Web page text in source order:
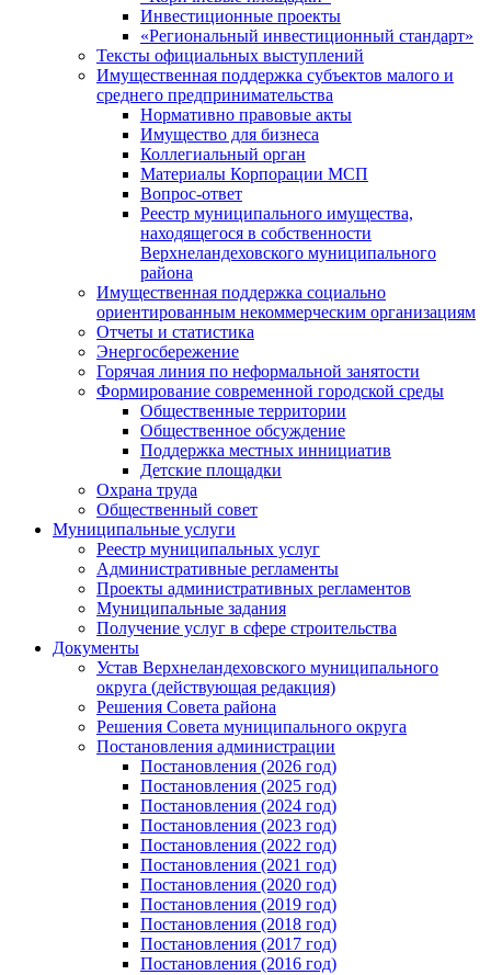
Инвестиционные проекты
«Региональный инвестиционный стандарт»
Тексты официальных выступлений
Имущественная поддержка субъектов малого и
среднего предпринимательства
Нормативно правовые акты
Имущество для бизнеса
Коллегиальный орган
Материалы Корпорации МСП
Вопрос-ответ
Реестр муниципального имущества,
находящегося в собственности
Верхнеландеховского муниципального
района
Имущественная поддержка социально
ориентированным некоммерческим организациям
Отчеты и статистика
Энергосбережение
Горячая линия по неформальной занятости
Формирование современной городской среды
Общественные территории
Общественное обсуждение
Поддержка местных иннициатив
Детские площадки
Охрана труда
Общественный совет
Муниципальные услуги
Реестр муниципальных услуг
Административные регламенты
Проекты административных регламентов
Муниципальные задания
Получение услуг в сфере строительства
Документы
Устав Верхнеландеховского муниципального
округа (действующая редакция)
Решения Совета района
Решения Совета муниципального округа
Постановления администрации
Постановления (2026 год)
Постановления (2025 год)
Постановления (2024 год)
Постановления (2023 год)
Постановления (2022 год)
Постановления (2021 год)
Постановления (2020 год)
Постановления (2019 год)
Постановления (2018 год)
Постановления (2017 год)
Постановления (2016 год)